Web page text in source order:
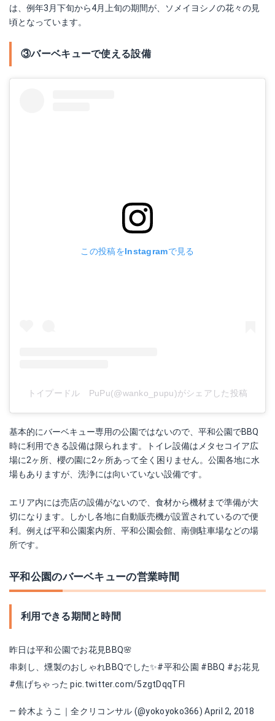
は、例年3月下旬から4月上旬の期間が、ソメイヨシノの花々の見
頃となっています。
③バーベキューで使える設備
この投稿をInstagramで見る
トイプードル PuPu(@wanko_pupu)がシェアした投稿
基本的にバーベキュー専用の公園ではないので、平和公園でBBQ
時に利用できる設備は限られます。トイレ設備はメタセコイア広
場に2ヶ所、櫻の園に2ヶ所あって全く困りません。公園各地に水
場もありますが、洗浄には向いていない設備です。
エリア内には売店の設備がないので、食材から機材まで準備が大
切になります。しかし各地に自動販売機が設置されているので便
利。例えば平和公園案内所、平和公園会館、南側駐車場などの場
所です。
平和公園のバーベキューの営業時間
利用できる期間と時間
昨日は平和公園でお花見BBQ🌸
串刺し、燻製のおしゃれBBQでした✨#平和公園 #BBQ #お花見
#焦げちゃった pic.twitter.com/5zgtDqqTFI
— 鈴木ようこ｜全クリコンサル (@yokoyoko366)April 2, 2018